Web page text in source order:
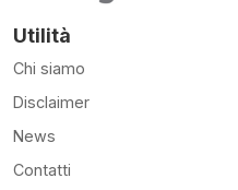
Utilità
Chi siamo
Disclaimer
News
Contatti